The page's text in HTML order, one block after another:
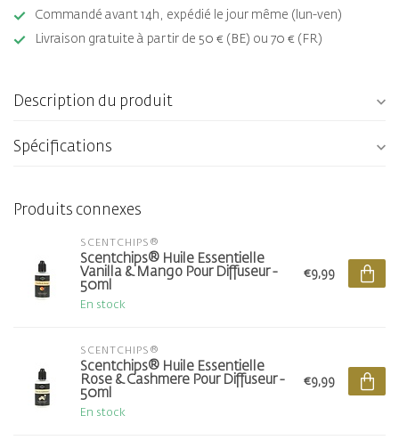
Commandé avant 14h, expédié le jour même (lun-ven)
Livraison gratuite à partir de 50 € (BE) ou 70 € (FR)
Description du produit
Spécifications
Produits connexes
SCENTCHIPS®
Scentchips® Huile Essentielle
Vanilla & Mango Pour Diffuseur -
50ml
En stock
€9,99
SCENTCHIPS®
Scentchips® Huile Essentielle
Rose & Cashmere Pour Diffuseur -
50ml
En stock
€9,99